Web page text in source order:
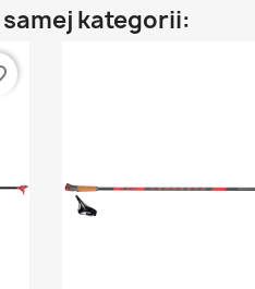
kategorii: